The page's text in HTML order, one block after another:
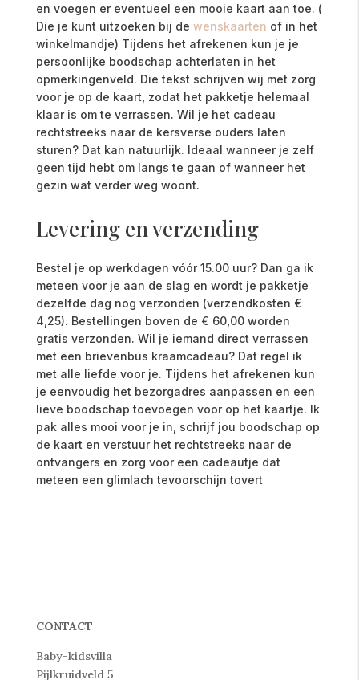
en voegen er eventueel een mooie kaart aan toe. (
Die je kunt uitzoeken bij de wenskaarten of in het
winkelmandje) Tijdens het afrekenen kun je je
persoonlijke boodschap achterlaten in het
opmerkingenveld. Die tekst schrijven wij met zorg
voor je op de kaart, zodat het pakketje helemaal
klaar is om te verrassen. Wil je het cadeau
rechtstreeks naar de kersverse ouders laten
sturen? Dat kan natuurlijk. Ideaal wanneer je zelf
geen tijd hebt om langs te gaan of wanneer het
gezin wat verder weg woont.
Levering en verzending
Bestel je op werkdagen vóór 15.00 uur? Dan ga ik
meteen voor je aan de slag en wordt je pakketje
dezelfde dag nog verzonden (verzendkosten €
4,25). Bestellingen boven de € 60,00 worden
gratis verzonden. Wil je iemand direct verrassen
met een brievenbus kraamcadeau? Dat regel ik
met alle liefde voor je. Tijdens het afrekenen kun
je eenvoudig het bezorgadres aanpassen en een
lieve boodschap toevoegen voor op het kaartje. Ik
pak alles mooi voor je in, schrijf jou boodschap op
de kaart en verstuur het rechtstreeks naar de
ontvangers en zorg voor een cadeautje dat
meteen een glimlach tevoorschijn tovert
CONTACT
Baby-kidsvilla
Pijlkruidveld 5